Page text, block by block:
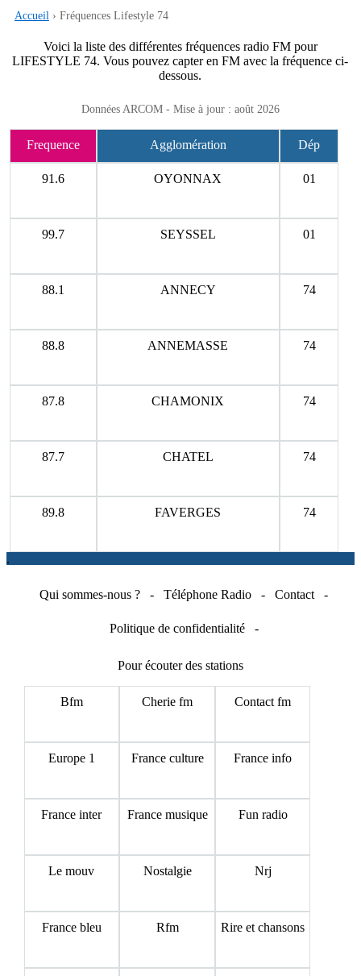
Accueil › Fréquences Lifestyle 74
Voici la liste des différentes fréquences radio FM pour
LIFESTYLE 74. Vous pouvez capter en FM avec la fréquence ci-
dessous.
Données ARCOM - Mise à jour : août 2026
Frequence Agglomération Dép
91.6 OYONNAX 01
99.7 SEYSSEL 01
88.1 ANNECY 74
88.8 ANNEMASSE 74
87.8 CHAMONIX 74
87.7 CHATEL 74
89.8 FAVERGES 74
.
Qui sommes-nous ? - Téléphone Radio - Contact -
Politique de confidentialité -
Pour écouter des stations
Bfm Cherie fm Contact fm
Europe 1 France culture France info
France inter France musique Fun radio
Le mouv Nostalgie Nrj
France bleu Rfm Rire et chansons